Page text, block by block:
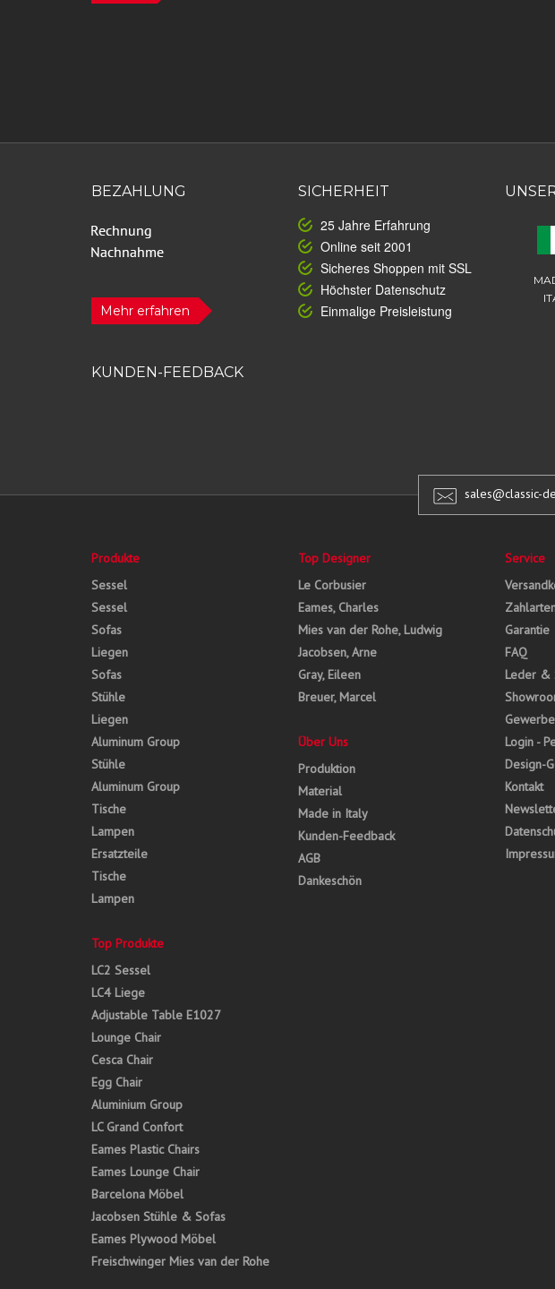
BEZAHLUNG
Mehr erfahren
SICHERHEIT
25 Jahre Erfahrung
Online seit 2001
Sicheres Shoppen mit SSL
Höchster Datenschutz
Einmalige Preisleistung
KUNDEN-FEEDBACK
sales@classic-
Produkte
Sessel
Sessel
Sofas
Liegen
Sofas
Stühle
Liegen
Aluminum Group
Stühle
Aluminum Group
Tische
Lampen
Ersatzteile
Tische
Lampen
Top Produkte
LC2 Sessel
LC4 Liege
Adjustable Table E1027
Lounge Chair
Cesca Chair
Egg Chair
Aluminium Group
LC Grand Confort
Eames Plastic Chairs
Eames Lounge Chair
Barcelona Möbel
Jacobsen Stühle & Sofas
Eames Plywood Möbel
Freischwinger Mies van der Rohe
Top Designer
Le Corbusier
Eames, Charles
Mies van der Rohe, Ludwig
Jacobsen, Arne
Gray, Eileen
Breuer, Marcel
Über Uns
Produktion
Material
Made in Italy
Kunden-Feedback
AGB
Dankeschön
Service
Garantie
FAQ
Leder &
Login -
Design-
Kontakt